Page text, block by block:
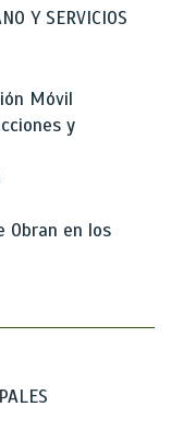
Y SERVICIOS
Móvil
y
Obran en los